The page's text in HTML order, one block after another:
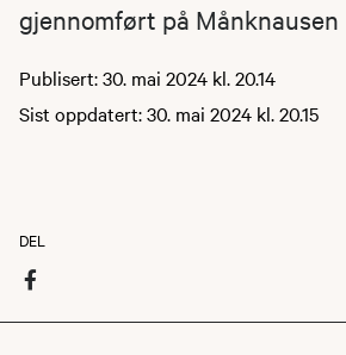
gjennomført på Månknausen
Publisert: 30. mai 2024 kl. 20.14
Sist oppdatert: 30. mai 2024 kl. 20.15
DEL